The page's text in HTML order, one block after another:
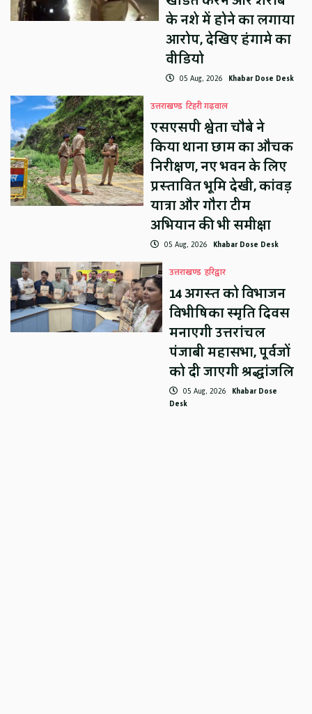
के नशे में होने का लगाया
आरोप, देखिए हंगामे का
वीडियो
05 Aug, 2026 Khabar Dose Desk
उत्तराखण्ड टिहरी गढ़वाल
एसएसपी श्वेता चौबे ने
किया थाना छाम का औचक
निरीक्षण, नए भवन के लिए
प्रस्तावित भूमि देखी, कांवड़
यात्रा और गौरा टीम
अभियान की भी समीक्षा
05 Aug, 2026 Khabar Dose Desk
उत्तराखण्ड हरिद्वार
14 अगस्त को विभाजन
विभीषिका स्मृति दिवस
मनाएगी उत्तरांचल
पंजाबी महासभा, पूर्वजों
को दी जाएगी श्रद्धांजलि
05 Aug, 2026 Khabar Dose
Desk